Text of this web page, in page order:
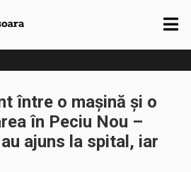
între o mașină și o
în Peciu Nou –
ajuns la spital, iar